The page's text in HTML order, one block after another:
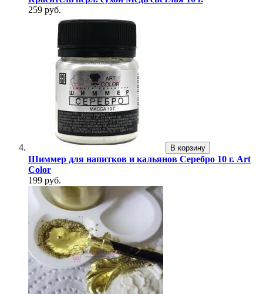
259 руб.
В корзину
Шиммер для напитков и кальянов Серебро 10 г. Art
Color
199 руб.